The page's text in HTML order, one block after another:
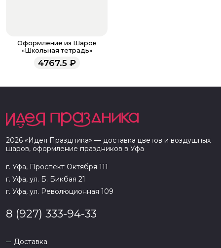
Оформление из Шаров
«Школьная тетрадь»
4767.5₽
2026 «Идея Праздника» — доставка цветов и воздушных
шаров, оформление праздников в Уфа
г. Уфа, Проспект Октября 111
г. Уфа, ул. Б. Бикбая 21
г. Уфа, ул. Революционная 109
8 (927) 333-94-33
Доставка